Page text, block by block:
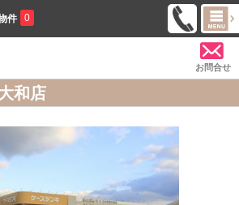
件 0
お問合せ
和店